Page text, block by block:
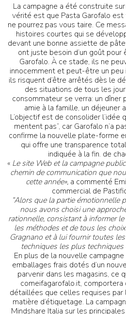
La campagne a été construite
vérité est que Pasta Garofalo
ne pourrez pas vous taire. Ce
histoires courtes qui se
devant une bonne assiette de
ont juste besoin d’un goût pour
Garofalo. À ce stade, ils ne
innocemment et peut-être un
ils risquent d’être arrêtés dès le
des situations de tous les
consommateur se verra: un
amie à la famille, un déjeuner
L’objectif est de consolider l’idée
mentent pas”, car Garofalo n’a
confirme la nouvelle plate-forme
qui offre une transparence
indiquée à la fin. de
« Le site Web et la campagne
chemin de communication que
cette année», a commenté
commercial de
“Alors que la partie émotionnelle
nous avons choisi une
rationnelle, consistant à informer
les méthodes et de tous les
Gragnano et à lui fournir toutes
techniques les plus
En plus de la nouvelle
emballages frais dotés d’un
parvenir dans les magasins, ce
comeifagarofalo.it,
détaillées que celles requises
matière d’étiquetage. La
Mindshare Italia sur les